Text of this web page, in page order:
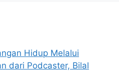
Hidup Melalui
dari Podcaster, Bilal